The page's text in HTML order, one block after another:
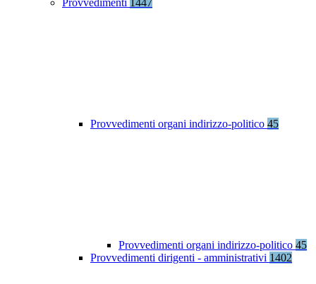
Provvedimenti 1447
Provvedimenti organi indirizzo-politico 45
Provvedimenti organi indirizzo-politico 45
Provvedimenti dirigenti - amministrativi 1402